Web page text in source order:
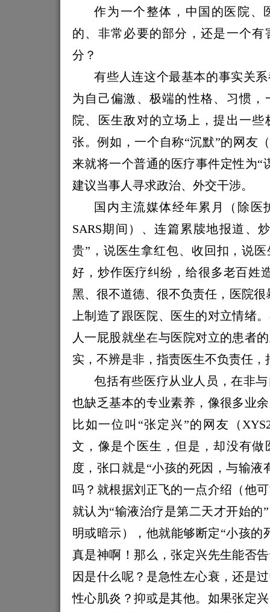
作为一个整体，中国的医院、
的、非常必要的部分，还是一个有
分？
有些人连这个最基本的事实关
为自己偏激、极端的性格、习惯，
院、医生敌对的立场上，提出一些
张。例如，一个自称“沉默”的网友
来就将一个普通的医疗事件定性为“
建议当事人寻求政治、外交干涉。
国内主流媒体经年累月（除医
SARS期间）、连篇累牍地报道、
贵”，说医生拿红包、收回扣，说
好，炒作医疗纠纷，给很多老百姓
黑、很不道德、很不负责任，医院很
上制造了跟医院、医生的对立情绪
人一屁股就坐在与医院对立的患者
实，不辨是非，指责医生不负责任，
包括有些医疗从业人员，在非
也缺乏基本的专业素养，像很多业
比如一位叫“张定兴”的网友（
文，像是个医生，但是，却没有做
度，张口就是“小孩的死因，与输液
吗？就根据刘正飞的一点介绍（他
就认为“输液治疗是第二天才开始的
明或暗示），他就能够断定“小孩的
真是神啊！那么，张定兴先生能否
因是什么呢？是急性左心衰，还是
性心肌炎？抑或是其他。如果张定